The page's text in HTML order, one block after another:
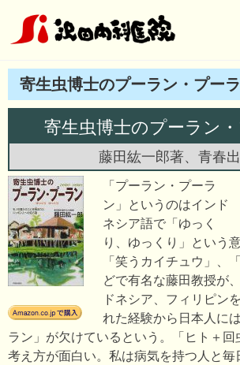
content
寄生虫博士のプーラン・プー
寄生虫博士のプーラン
藤田紘一郎著、青春
「プーラン・プーラ
ン」というのはインド
ネシア語で「ゆっく
り、ゆっくり」という
「笑うカイチュウ」、
どで有名な藤田教授が
ドネシア、フィリピン
れた経験から日本人に
ラン」が欠けているという。「ヒト＋回
考え方が面白い。私は病気を持つ人と毎